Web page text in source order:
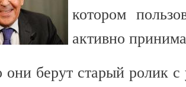
котором
активно
они берут старый ролик